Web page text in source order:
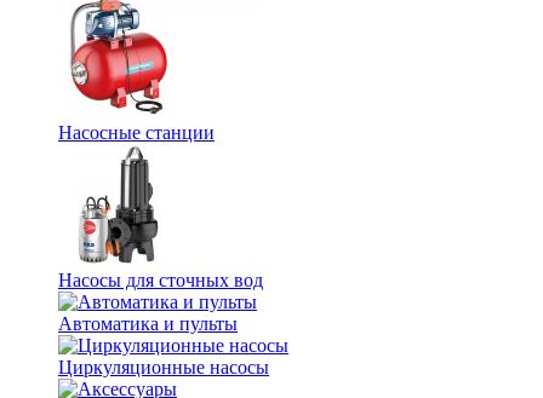
Насосные станции
Насосы для сточных вод
Автоматика и пульты
Циркуляционные насосы